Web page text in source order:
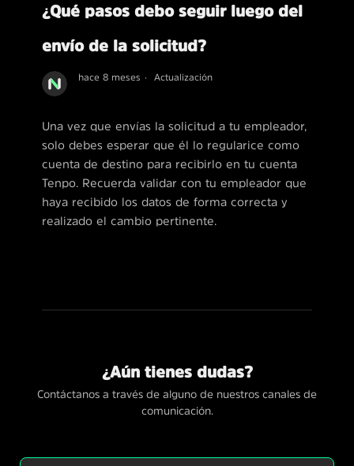
¿Qué pasos debo seguir luego del
envío de la solicitud?
hace 8 meses Actualización
Una vez que envías la solicitud a tu empleador,
solo debes esperar que él lo regularice como
cuenta de destino para recibirlo en tu cuenta
Tenpo. Recuerda validar con tu empleador que
haya recibido los datos de forma correcta y
realizado el cambio pertinente.
¿Aún tienes dudas?
Contáctanos a través de alguno de nuestros canales de
comunicación.